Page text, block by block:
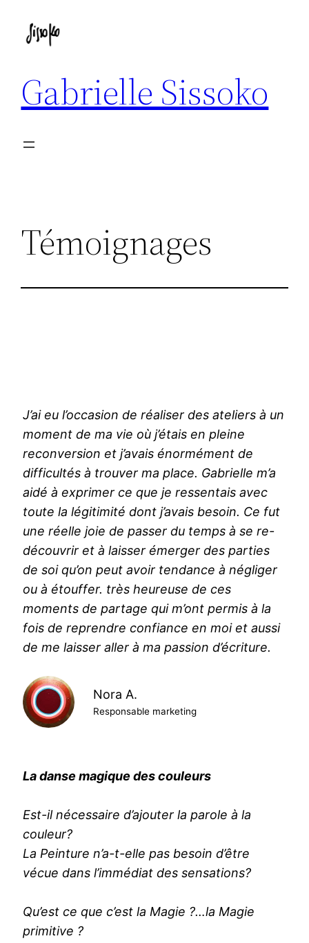
Gabrielle Sissoko
Témoignages
J’ai eu l’occasion de réaliser des ateliers à un
moment de ma vie où j’étais en pleine
reconversion et j’avais énormément de
difficultés à trouver ma place. Gabrielle m’a
aidé à exprimer ce que je ressentais avec
toute la légitimité dont j’avais besoin. Ce fut
une réelle joie de passer du temps à se re-
découvrir et à laisser émerger des parties
de soi qu’on peut avoir tendance à négliger
ou à étouffer. très heureuse de ces
moments de partage qui m’ont permis à la
fois de reprendre confiance en moi et aussi
de me laisser aller à ma passion d’écriture.
Nora A.
Responsable marketing
La danse magique des couleurs
Est-il nécessaire d’ajouter la parole à la
couleur?
La Peinture n’a-t-elle pas besoin d’être
vécue dans l’immédiat des sensations?
Qu’est ce que c’est la Magie ?…la Magie
primitive ?